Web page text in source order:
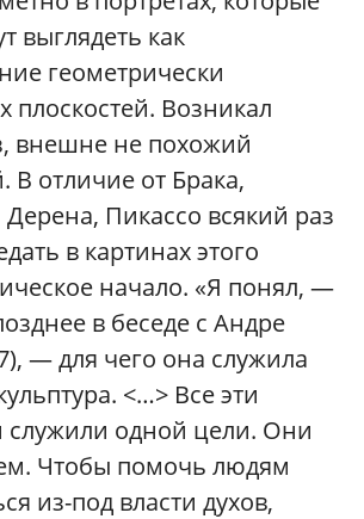
выглядеть как
геометрически
плоскостей. Возникал
внешне не похожий
В отличие от Брака,
Пикассо всякий раз
в картинах этого
начало. «Я понял, —
в беседе с Андре
— для чего она служила
<…> Все эти
одной цели. Они
Чтобы помочь людям
из-под власти духов,